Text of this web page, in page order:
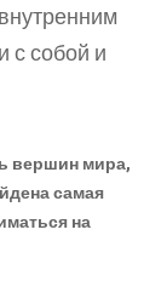
с собой и
вершин мира,
самая
на